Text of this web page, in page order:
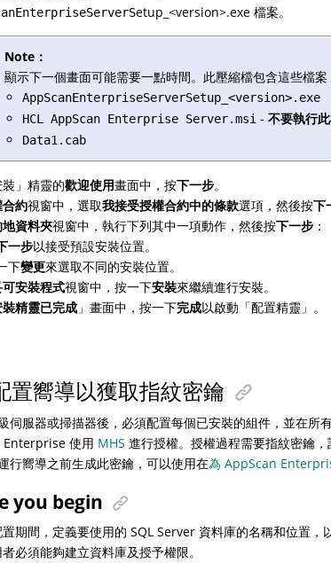
etup_<version>.exe 檔案。
Note：
顯示下一個畫面可能需要一點時間。此壓縮檔包含這些檔案
AppScanEnterpriseServerSetup_<version>.exe
HCL AppScan Enterprise Server.msi -不要執行
Data1.cab
」精靈的歡迎使用畫面中，按下一步。
約視窗中，選取我接受授權合約中的條款選項，然後按下
資料夾視窗中，執行下列其中一項動作，然後按下一步 ：
一步以接受預設安裝位置。
下變更來選取不同的安裝位置。
安裝程式視窗中，按一下安裝來繼續進行安裝。
裝精靈已完成 」畫面中，按一下完成以啟動「配置精靈」。
置嚮導以獲取指紋密鑰
伺服器或掃描器後，必須配置每個已安裝的組件，並在所
Enterprise 使用 MHS 進行授權。授權過程需要指紋密鑰
行嚮導之前生成此密鑰，可以使用在為 AppScan
you begin
期間，定義要使用的 SQL Server 資料庫的名稱和位置
必須能夠建立資料庫及授予權限。